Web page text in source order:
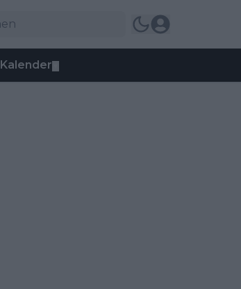
Kalender